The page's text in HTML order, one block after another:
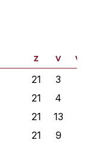
Z V VP
21 3
21 4
21 13
21 9